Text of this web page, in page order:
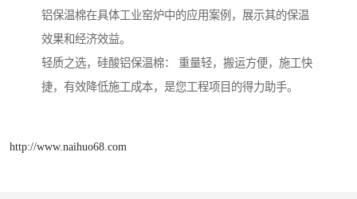
铝保温棉在具体工业窑炉中的应用案例，展示其的保温
效果和经济效益。
轻质之选，硅酸铝保温棉： 重量轻，搬运方便，施工快
捷，有效降低施工成本，是您工程项目的得力助手。
http://www.naihuo68.com